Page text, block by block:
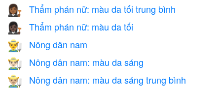
👩🏾‍⚖️ Thẩm phán nữ: màu da tối trung bình
👩🏿‍⚖️ Thẩm phán nữ: màu da tối
👨‍🌾 Nông dân nam
👨🏻‍🌾 Nông dân nam: màu da sáng
👨🏼‍🌾 Nông dân nam: màu da sáng trung bình